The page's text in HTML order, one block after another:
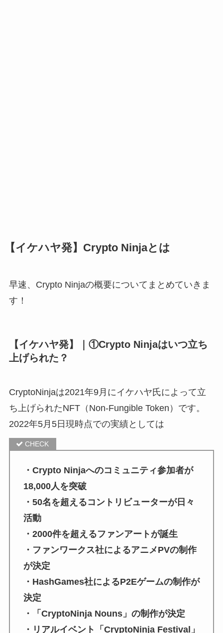
【イケハヤ発】Crypto Ninjaとは
早速、Crypto Ninjaの概要についてまとめていきま
す！
【イケハヤ発】｜①Crypto Ninjaはいつ立ち
上げられた？
CryptoNinjaは2021年9月にイケハヤ氏によって立
ち上げられたNFT（Non-Fungible Token）です。
2022年5月5日現時点での実績としては
・Crypto Ninjaへのコミュニティ参加者が
18,000人を突破
・50名を超えるコントリビューターが日々
活動
・2000件を超えるファンアートが誕生
・ファンワークス社によるアニメPVの制作
が決定
・HashGames社によるP2Eゲームの制作が
決定
・「CryptoNinja Nouns」の制作が決定
・リアルイベント「CryptoNinja Festival」